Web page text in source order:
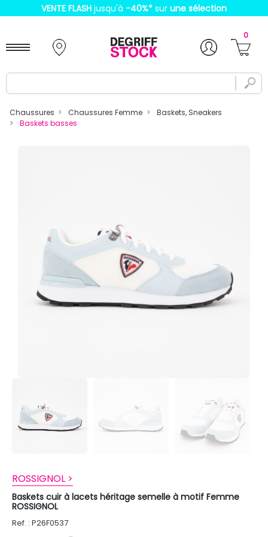
VENTE FLASH jusqu'à -40%* sur une sélection
0
Chaussures Chaussures Femme
Baskets, Sneakers
Baskets basses
ROSSIGNOL >
Baskets cuir à lacets héritage semelle à motif Femme
ROSSIGNOL
Ref. : P26F0537